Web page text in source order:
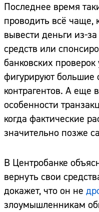
Последнее время
проводить всё чаще,
вывести деньги из-
средств или
банковских
фигурируют большие
контрагентов. А еще
особенности
когда фактические
значительно позже
В Центробанке
вернуть свои
докажет, что он не
злоумышленникам